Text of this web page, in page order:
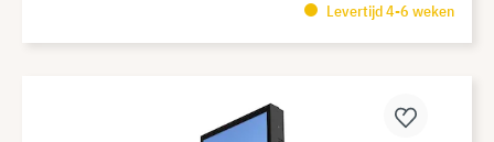
Levertijd 4-6 weken